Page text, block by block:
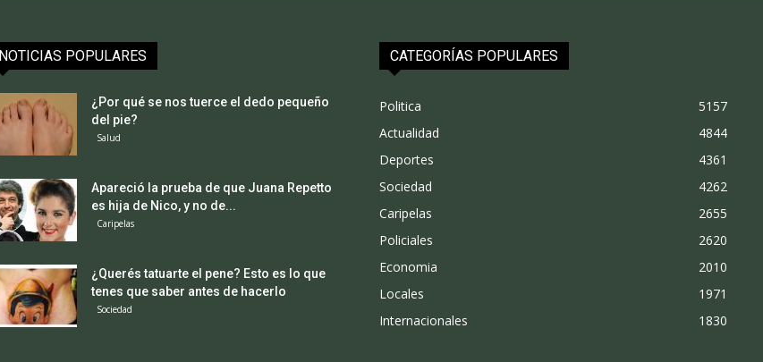
NOTICIAS POPULARES
¿Por qué se nos tuerce el dedo pequeño
del pie?
Salud
Apareció la prueba de que Juana Repetto
es hija de Nico, y no de...
Caripelas
¿Querés tatuarte el pene? Esto es lo que
tenes que saber antes de hacerlo
Sociedad
CATEGORÍAS POPULARES
Politica
5157
Actualidad
4844
Deportes
4361
Sociedad
4262
Caripelas
2655
Policiales
2620
Economia
2010
Locales
1971
Internacionales
1830